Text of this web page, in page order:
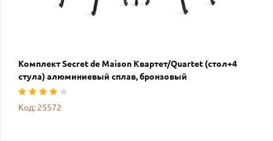
Комплект Secret de Maison Квартет/Quartet (стол+4
стула) алюминиевый сплав, бронзовый
Код: 25572